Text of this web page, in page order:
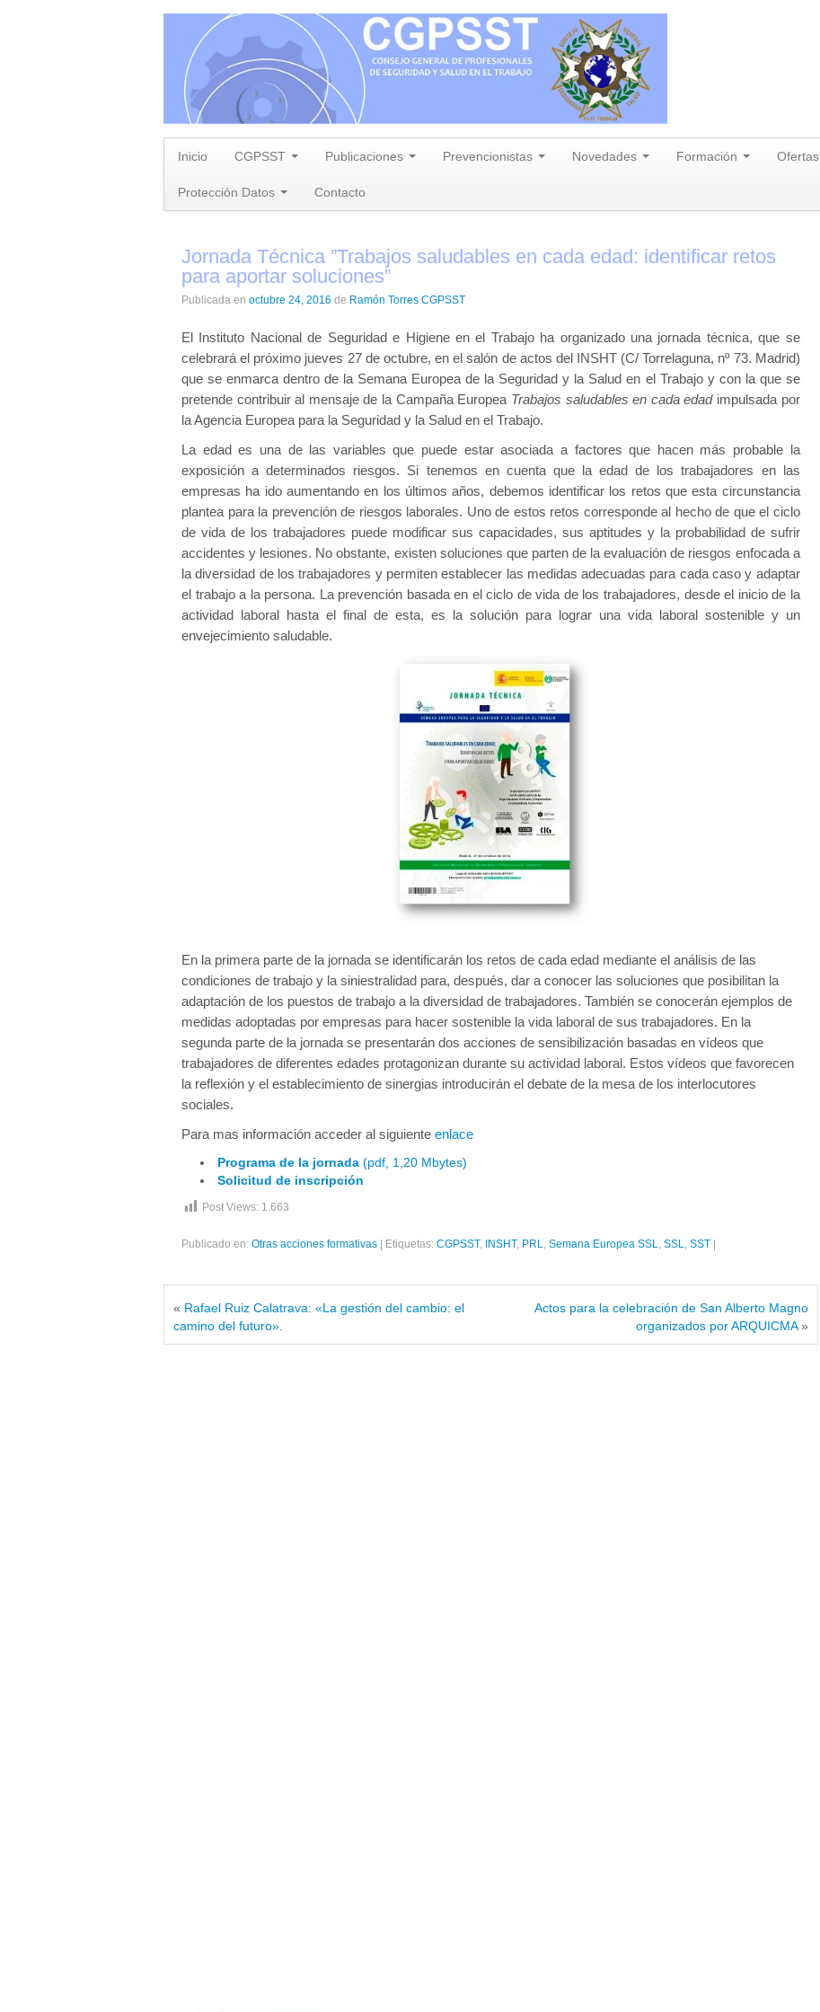
Inicio CGPSST Publicaciones Prevencionistas Novedades Formación Ofertas
Protección Datos Contacto
Jornada Técnica ”Trabajos saludables en cada edad: identificar retos
para aportar soluciones”
Publicada en octubre 24, 2016 de Ramón Torres CGPSST
El Instituto Nacional de Seguridad e Higiene en el Trabajo ha organizado una jornada técnica, que se
celebrará el próximo jueves 27 de octubre, en el salón de actos del INSHT (C/ Torrelaguna, nº 73. Madrid)
que se enmarca dentro de la Semana Europea de la Seguridad y la Salud en el Trabajo y con la que se
pretende contribuir al mensaje de la Campaña Europea Trabajos saludables en cada edadimpulsada por
la Agencia Europea para la Seguridad y la Salud en el Trabajo.
La edad es una de las variables que puede estar asociada a factores que hacen más probable la
exposición a determinados riesgos. Si tenemos en cuenta que la edad de los trabajadores en las
empresas ha ido aumentando en los últimos años, debemos identificar los retos que esta circunstancia
plantea para la prevención de riesgos laborales. Uno de estos retos corresponde al hecho de que el ciclo
de vida de los trabajadores puede modificar sus capacidades, sus aptitudes y la probabilidad de sufrir
accidentes y lesiones. No obstante, existen soluciones que parten de la evaluación de riesgos enfocada a
la diversidad de los trabajadores y permiten establecer las medidas adecuadas para cada caso y adaptar
el trabajo a la persona. La prevención basada en el ciclo de vida de los trabajadores, desde el inicio de la
actividad laboral hasta el final de esta, es la solución para lograr una vida laboral sostenible y un
envejecimiento saludable.
En la primera parte de la jornada se identificarán los retos de cada edad mediante el análisis de las
condiciones de trabajo y la siniestralidad para, después, dar a conocer las soluciones que posibilitan la
adaptación de los puestos de trabajo a la diversidad de trabajadores. También se conocerán ejemplos de
medidas adoptadas por empresas para hacer sostenible la vida laboral de sus trabajadores. En la
segunda parte de la jornada se presentarán dos acciones de sensibilización basadas en vídeos que
trabajadores de diferentes edades protagonizan durante su actividad laboral. Estos vídeos que favorecen
la reflexión y el establecimiento de sinergias introducirán el debate de la mesa de los interlocutores
sociales.
Para mas información acceder al siguiente enlace
Programa de la jornada (pdf, 1,20 Mbytes)
Solicitud de inscripción
Post Views: 1.663
Publicado en: Otras acciones formativas Etiquetas: CGPSST, INSHT, PRL, Semana Europea SSL, SSL, SST
« Rafael Ruiz Calatrava: «La gestión del cambio: el
camino del futuro».
Actos para la celebración de San Alberto Magno
organizados por ARQUICMA»